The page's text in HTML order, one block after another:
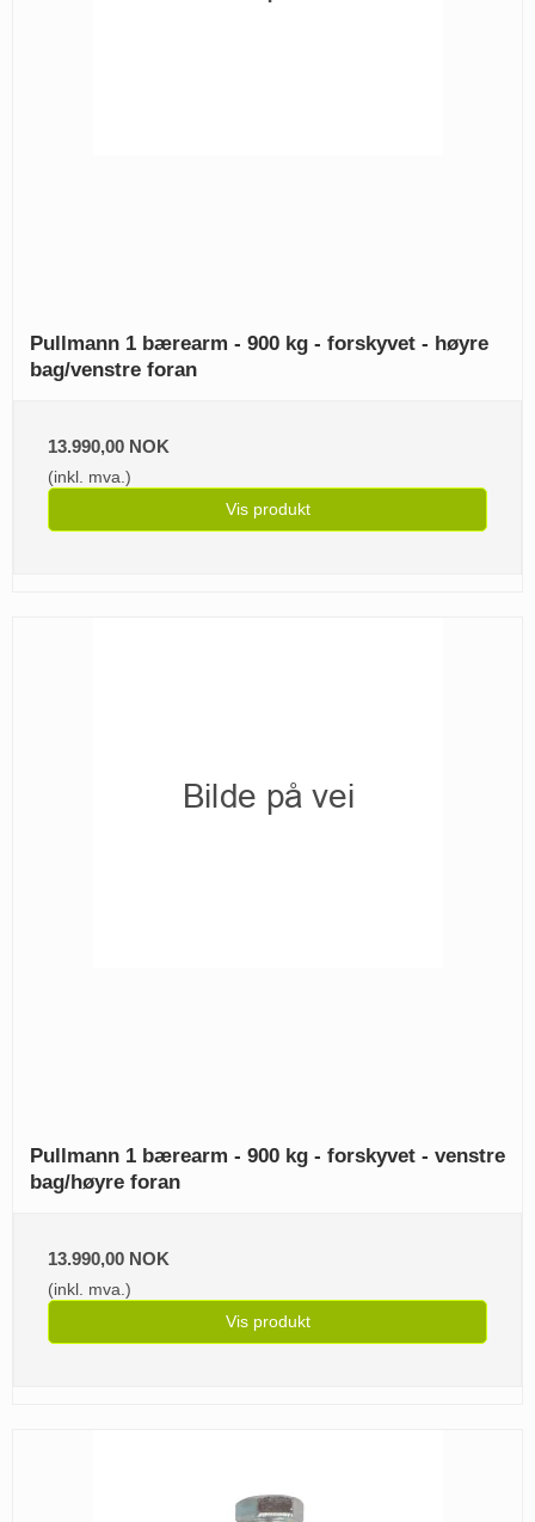
Pullmann 1 bærearm - 900 kg - forskyvet - høyre
bag/venstre foran
13.990,00 NOK
(inkl. mva.)
Vis produkt
Pullmann 1 bærearm - 900 kg - forskyvet - venstre
bag/høyre foran
13.990,00 NOK
(inkl. mva.)
Vis produkt